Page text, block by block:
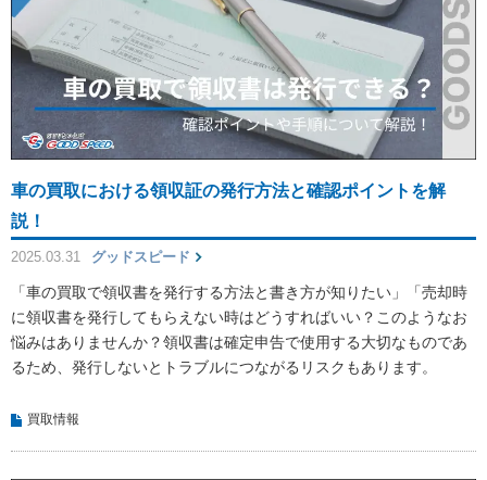
車の買取における領収証の発行方法と確認ポイントを解
説！
2025.03.31 グッドスピード
「車の買取で領収書を発行する方法と書き方が知りたい」「売却時
に領収書を発行してもらえない時はどうすればいい？このようなお
悩みはありませんか？領収書は確定申告で使用する大切なものであ
るため、発行しないとトラブルにつながるリスクもあります。
買取情報